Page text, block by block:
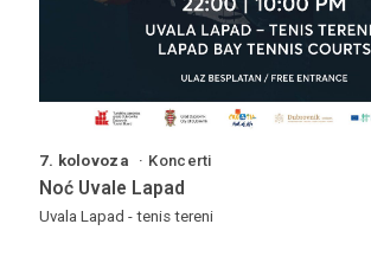
7. kolovoza Koncerti
Noć Uvale Lapad
Uvala Lapad - tenis tereni